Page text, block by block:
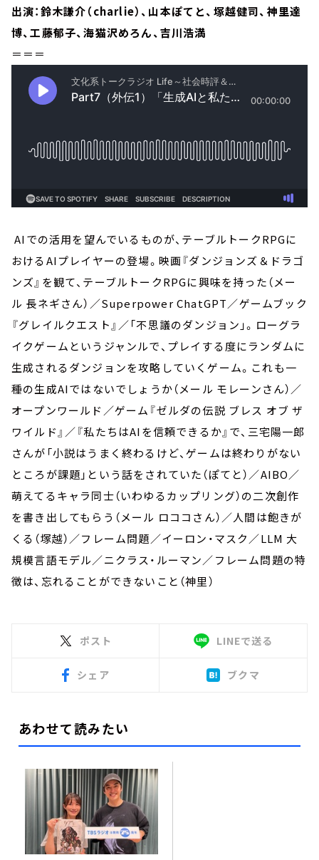
出演：鈴木謙介（charlie）、山本ぽてと、塚越健司、神里達
博、工藤郁子、海猫沢めろん、吉川浩満
＝＝＝
AIでの活用を望んでいるものが、テーブルトークRPGに
おけるAIプレイヤーの登場。映画『ダンジョンズ＆ドラゴ
ンズ』を観て、テーブルトークRPGに興味を持った（メー
ル 長ネギさん）／Superpower ChatGPT／ゲームブック
『グレイルクエスト』／「不思議のダンジョン」。ローグラ
イクゲームというジャンルで、プレイする度にランダムに
生成されるダンジョンを攻略していくゲーム。これも一
種の生成AIではないでしょうか（メール モレーンさん）／
オープンワールド／ゲーム『ゼルダの伝説 ブレス オブ ザ
ワイルド』／『私たちはAIを信頼できるか』で、三宅陽一郎
さんが「小説はうまく終わるけど、ゲームは終わりがない
ところが課題」という話をされていた（ぽてと）／AIBO／
萌えてるキャラ同士（いわゆるカップリング）の二次創作
を書き出してもらう（メール ロココさん）／人間は飽きが
くる（塚越）／フレーム問題／イーロン・マスク／LLM 大
規模言語モデル／ニクラス・ルーマン／フレーム問題の特
徴は、忘れることができないこと（神里）
ポスト LINEで送る
シェア ブクマ
あわせて読みたい